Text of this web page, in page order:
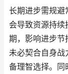
长期进步需规
会导致资源持续
期，影响进步节
未必契合自身战
备理智选择。同